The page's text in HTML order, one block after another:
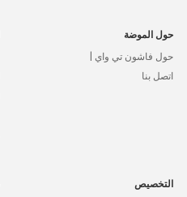
حول الموضة
حول فاشون تي واي |
اتصل بنا
التخصيص